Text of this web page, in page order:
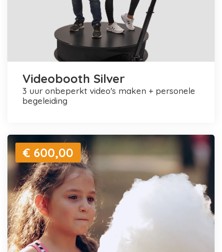
Videobooth Silver
3 uur onbeperkt video's maken + personele
begeleiding
€ 600,00